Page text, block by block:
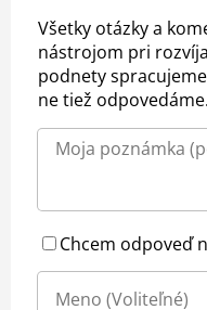
Všetky otázky a
nástrojom pri
podnety
ne tiež odpovedáme.
Chcem odpoveď